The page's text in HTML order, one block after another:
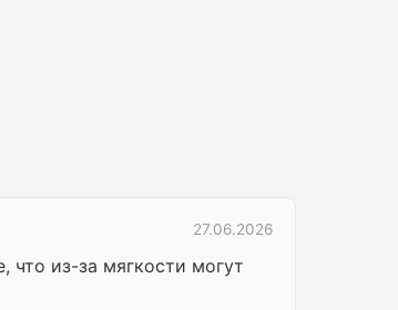
27.06.2026
что из-за мягкости могут